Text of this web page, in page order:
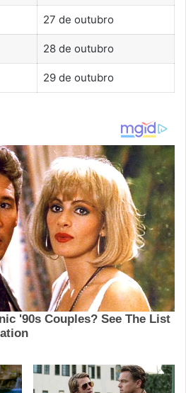
27 de outubro
28 de outubro
29 de outubro